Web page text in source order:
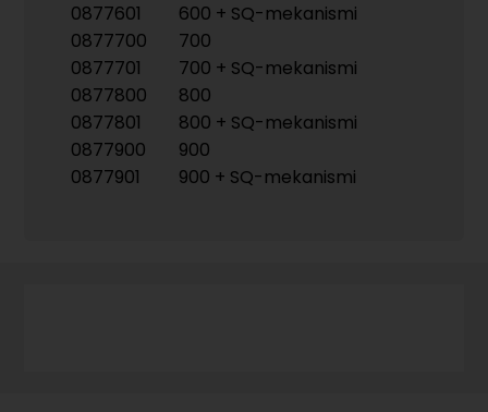
0877601
600 + SQ-mekanismi
0877700
700
0877701
700 + SQ-mekanismi
0877800
800
0877801
800 + SQ-mekanismi
0877900
900
0877901
900 + SQ-mekanismi